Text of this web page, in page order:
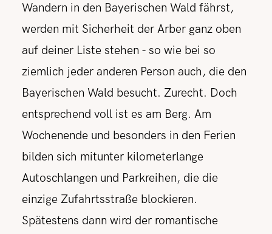
Wandern in den Bayerischen Wald fährst,
werden mit Sicherheit der Arber ganz oben
auf deiner Liste stehen - so wie bei so
ziemlich jeder anderen Person auch, die den
Bayerischen Wald besucht. Zurecht. Doch
entsprechend voll ist es am Berg. Am
Wochenende und besonders in den Ferien
bilden sich mitunter kilometerlange
Autoschlangen und Parkreihen, die die
einzige Zufahrtsstraße blockieren.
Spätestens dann wird der romantische